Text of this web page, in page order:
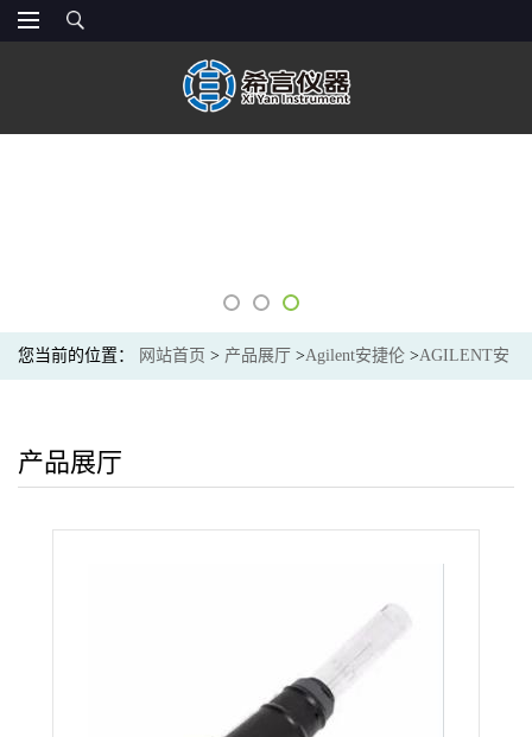
您当前的位置： 网站首页 > 产品展厅 >Agilent安捷伦 >AGILENT安
惰性半可拆卸式炬管. 配备内径 1.8 mm 的陶瓷中心管和可更换延长
产品展厅